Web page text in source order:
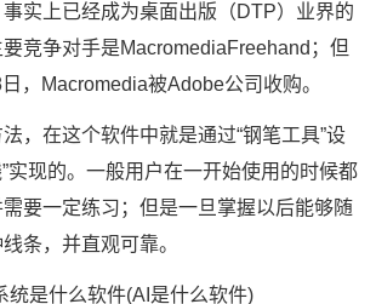
实上已经成为桌面出版（DTP）业界的
竞争对手是MacromediaFreehand；但
，Macromedia被Adobe公司收购。
，在这个软件中就是通过“钢笔工具”设
”实现的。一般用户在一开始使用的时候都
要一定练习；但是一旦掌握以后能够随
条，并直观可靠。